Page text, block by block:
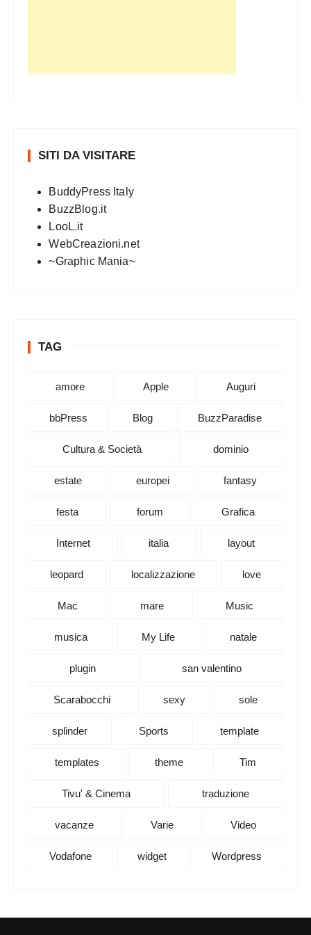
SITI DA VISITARE
BuddyPress Italy
BuzzBlog.it
LooL.it
WebCreazioni.net
~Graphic Mania~
TAG
amore Apple Auguri
bbPress Blog BuzzParadise
Cultura & Società dominio
estate europei fantasy
festa forum Grafica
Internet italia layout
leopard localizzazione love
Mac mare Music
musica My Life natale
plugin san valentino
Scarabocchi sexy sole
splinder Sports template
templates theme Tim
Tivu' & Cinema traduzione
vacanze Varie Video
Vodafone widget Wordpress